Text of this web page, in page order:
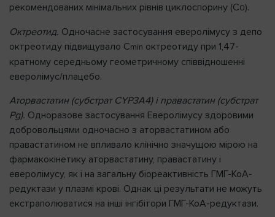
рекомендованих мінімальних рівнів циклоспорину (C0).
Октреотид. Одночасне застосування еверолімусу з депо
октреотиду підвищувало Cmin октреотиду при 1,47-
кратному середньому геометричному співвідношенні
еверолімус/плацебо.
Аторвастатин (субстрат CYP3A4) і правастатин (субстрат
Pg). Одноразове застосування Еверолімусу здоровими
добровольцями одночасно з аторвастатином або
правастатином не впливало клінічно значущою мірою на
фармакокінетику аторвастатину, правастатину і
еверолімусу, як і на загальну біореактивність ГМГ-КоА-
редуктази у плазмі крові. Однак ці результати не можуть
екстраполюватися на інші інгібітори ГМГ-КоА-редуктази.